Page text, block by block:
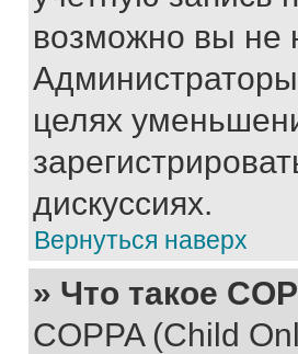
возможно вы не
целях
дискуссиях.
Вернуться наверх
» Что такое
COPPA (Child